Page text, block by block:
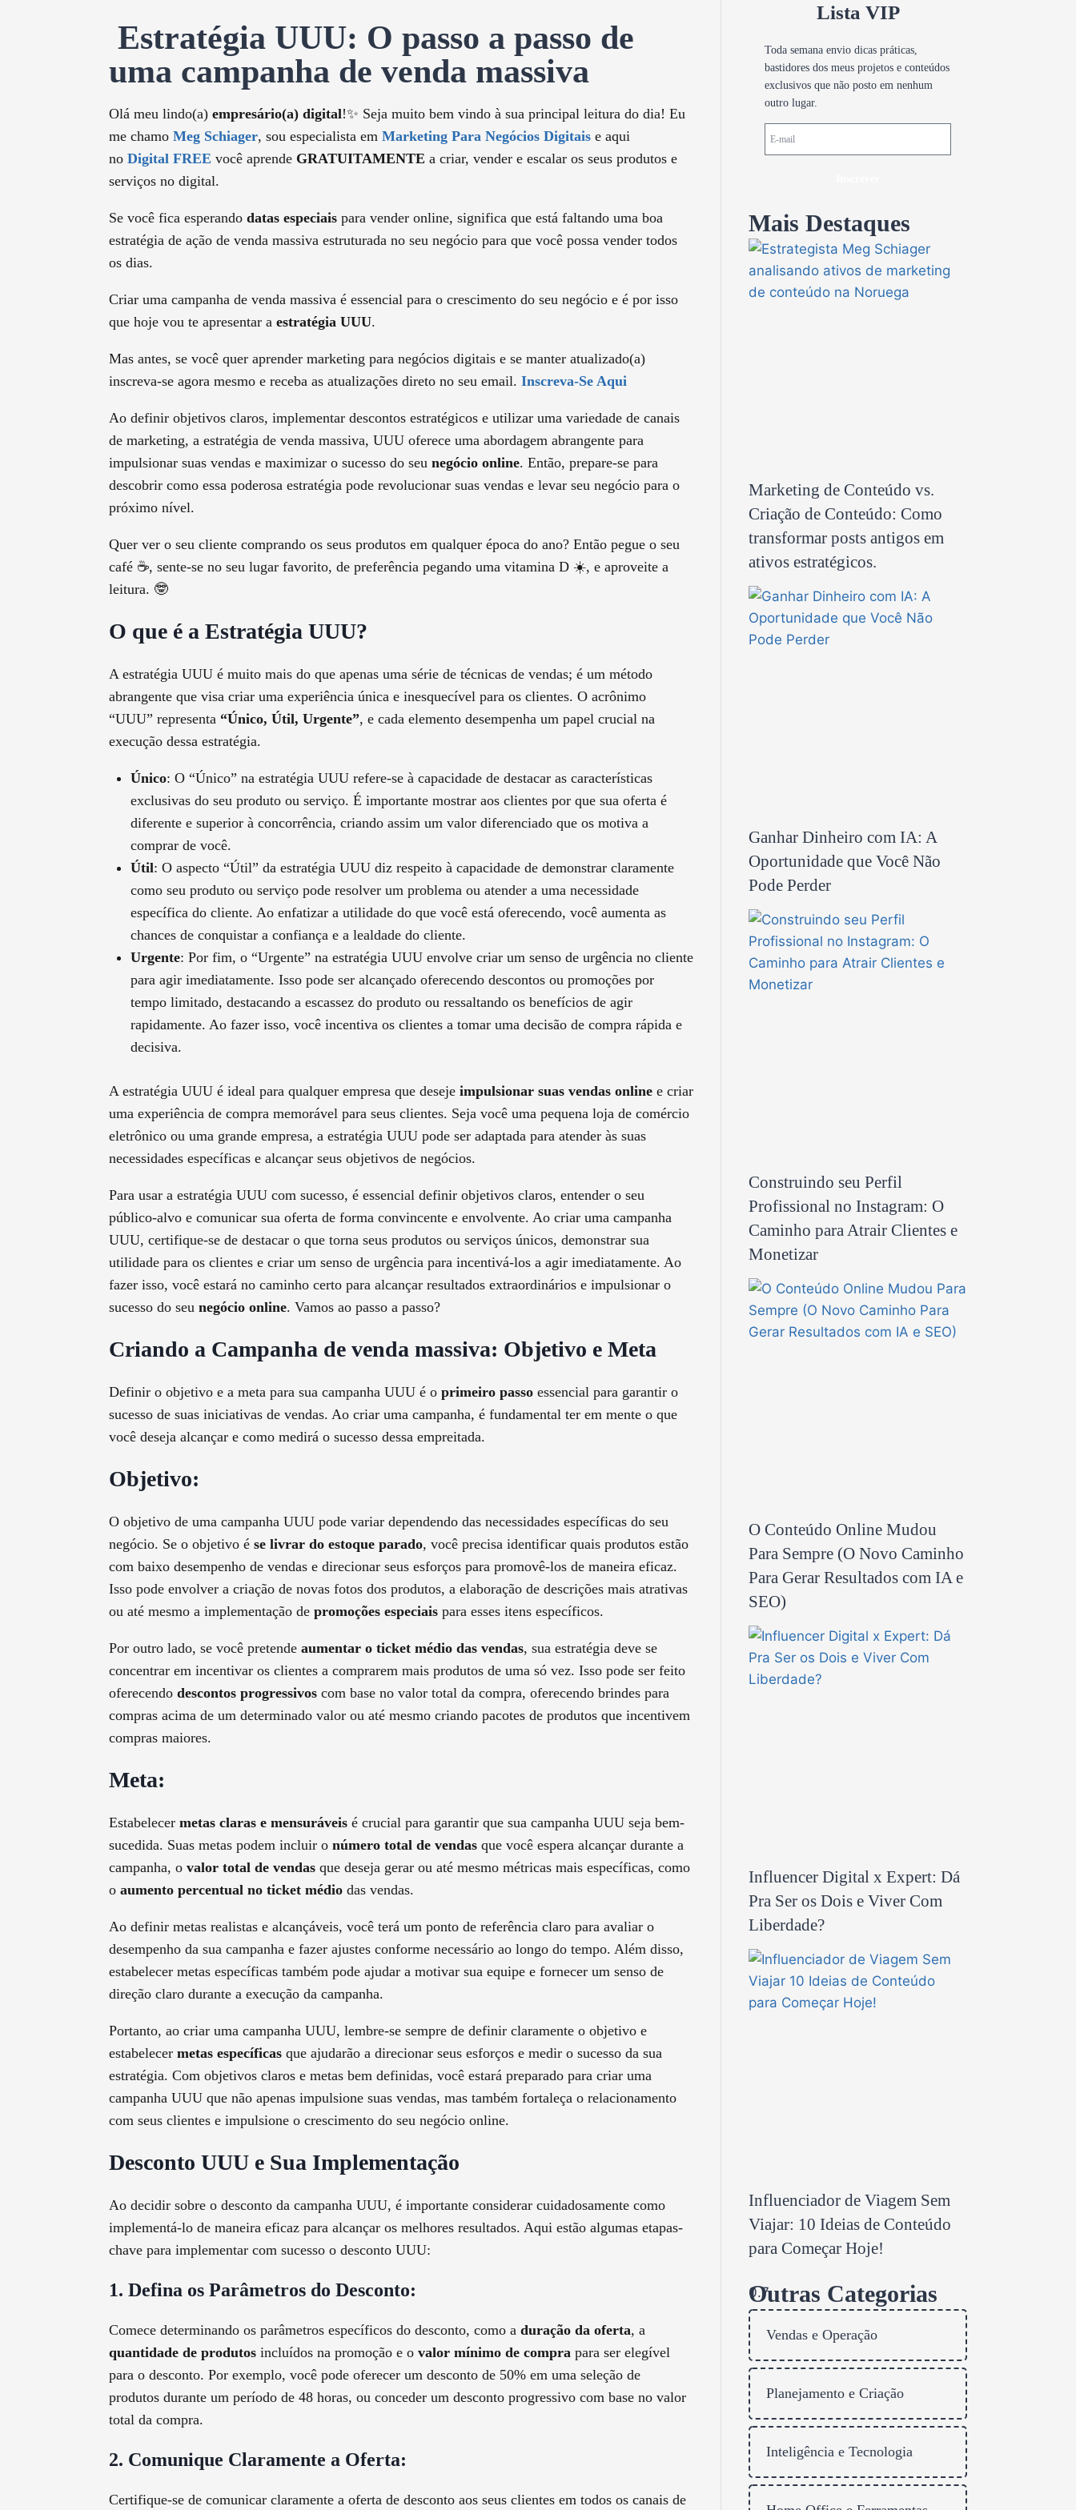
Estratégia UUU: O passo a passo de
uma campanha de venda massiva
Olá meu lindo(a) empresário(a) digital!✨ Seja muito bem vindo à sua principal leitura do dia! Eu
me chamo Meg Schiager, sou especialista em Marketing Para Negócios Digitais e aqui
no Digital FREE você aprende GRATUITAMENTE a criar, vender e escalar os seus produtos e
serviços no digital.
Se você fica esperando datas especiais para vender online, significa que está faltando uma boa
estratégia de ação de venda massiva estruturada no seu negócio para que você possa vender todos
os dias.
Criar uma campanha de venda massiva é essencial para o crescimento do seu negócio e é por isso
que hoje vou te apresentar a estratégia UUU.
Mas antes, se você quer aprender marketing para negócios digitais e se manter atualizado(a)
inscreva-se agora mesmo e receba as atualizações direto no seu email. Inscreva-Se Aqui
Ao definir objetivos claros, implementar descontos estratégicos e utilizar uma variedade de canais
de marketing, a estratégia de venda massiva, UUU oferece uma abordagem abrangente para
impulsionar suas vendas e maximizar o sucesso do seu negócio online. Então, prepare-se para
descobrir como essa poderosa estratégia pode revolucionar suas vendas e levar seu negócio para o
próximo nível.
Quer ver o seu cliente comprando os seus produtos em qualquer época do ano? Então pegue o seu
café ☕, sente-se no seu lugar favorito, de preferência pegando uma vitamina D ☀️, e aproveite a
leitura. 🤓
O que é a Estratégia UUU?
A estratégia UUU é muito mais do que apenas uma série de técnicas de vendas; é um método
abrangente que visa criar uma experiência única e inesquecível para os clientes. O acrônimo
“UUU” representa “Único, Útil, Urgente”, e cada elemento desempenha um papel crucial na
execução dessa estratégia.
Único: O “Único” na estratégia UUU refere-se à capacidade de destacar as características
exclusivas do seu produto ou serviço. É importante mostrar aos clientes por que sua oferta é
diferente e superior à concorrência, criando assim um valor diferenciado que os motiva a
comprar de você.
Útil: O aspecto “Útil” da estratégia UUU diz respeito à capacidade de demonstrar claramente
como seu produto ou serviço pode resolver um problema ou atender a uma necessidade
específica do cliente. Ao enfatizar a utilidade do que você está oferecendo, você aumenta as
chances de conquistar a confiança e a lealdade do cliente.
Urgente: Por fim, o “Urgente” na estratégia UUU envolve criar um senso de urgência no cliente
para agir imediatamente. Isso pode ser alcançado oferecendo descontos ou promoções por
tempo limitado, destacando a escassez do produto ou ressaltando os benefícios de agir
rapidamente. Ao fazer isso, você incentiva os clientes a tomar uma decisão de compra rápida e
decisiva.
A estratégia UUU é ideal para qualquer empresa que deseje impulsionar suas vendas online e criar
uma experiência de compra memorável para seus clientes. Seja você uma pequena loja de comércio
eletrônico ou uma grande empresa, a estratégia UUU pode ser adaptada para atender às suas
necessidades específicas e alcançar seus objetivos de negócios.
Para usar a estratégia UUU com sucesso, é essencial definir objetivos claros, entender o seu
público-alvo e comunicar sua oferta de forma convincente e envolvente. Ao criar uma campanha
UUU, certifique-se de destacar o que torna seus produtos ou serviços únicos, demonstrar sua
utilidade para os clientes e criar um senso de urgência para incentivá-los a agir imediatamente. Ao
fazer isso, você estará no caminho certo para alcançar resultados extraordinários e impulsionar o
sucesso do seu negócio online. Vamos ao passo a passo?
Criando a Campanha de venda massiva: Objetivo e Meta
Definir o objetivo e a meta para sua campanha UUU é o primeiro passo essencial para garantir o
sucesso de suas iniciativas de vendas. Ao criar uma campanha, é fundamental ter em mente o que
você deseja alcançar e como medirá o sucesso dessa empreitada.
Objetivo:
O objetivo de uma campanha UUU pode variar dependendo das necessidades específicas do seu
negócio. Se o objetivo é se livrar do estoque parado, você precisa identificar quais produtos estão
com baixo desempenho de vendas e direcionar seus esforços para promovê-los de maneira eficaz.
Isso pode envolver a criação de novas fotos dos produtos, a elaboração de descrições mais atrativas
ou até mesmo a implementação de promoções especiais para esses itens específicos.
Por outro lado, se você pretende aumentar o ticket médio das vendas, sua estratégia deve se
concentrar em incentivar os clientes a comprarem mais produtos de uma só vez. Isso pode ser feito
oferecendo descontos progressivos com base no valor total da compra, oferecendo brindes para
compras acima de um determinado valor ou até mesmo criando pacotes de produtos que incentivem
compras maiores.
Meta:
Estabelecer metas claras e mensuráveis é crucial para garantir que sua campanha UUU seja bem-
sucedida. Suas metas podem incluir o número total de vendas que você espera alcançar durante a
campanha, o valor total de vendas que deseja gerar ou até mesmo métricas mais específicas, como
o aumento percentual no ticket médio das vendas.
Ao definir metas realistas e alcançáveis, você terá um ponto de referência claro para avaliar o
desempenho da sua campanha e fazer ajustes conforme necessário ao longo do tempo. Além disso,
estabelecer metas específicas também pode ajudar a motivar sua equipe e fornecer um senso de
direção claro durante a execução da campanha.
Portanto, ao criar uma campanha UUU, lembre-se sempre de definir claramente o objetivo e
estabelecer metas específicas que ajudarão a direcionar seus esforços e medir o sucesso da sua
estratégia. Com objetivos claros e metas bem definidas, você estará preparado para criar uma
campanha UUU que não apenas impulsione suas vendas, mas também fortaleça o relacionamento
com seus clientes e impulsione o crescimento do seu negócio online.
Desconto UUU e Sua Implementação
Ao decidir sobre o desconto da campanha UUU, é importante considerar cuidadosamente como
implementá-lo de maneira eficaz para alcançar os melhores resultados. Aqui estão algumas etapas-
chave para implementar com sucesso o desconto UUU:
1. Defina os Parâmetros do Desconto:
Comece determinando os parâmetros específicos do desconto, como a duração da oferta, a
quantidade de produtos incluídos na promoção e o valor mínimo de compra para ser elegível
para o desconto. Por exemplo, você pode oferecer um desconto de 50% em uma seleção de
produtos durante um período de 48 horas, ou conceder um desconto progressivo com base no valor
total da compra.
2. Comunique Claramente a Oferta:
Certifique-se de comunicar claramente a oferta de desconto aos seus clientes em todos os canais de
Lista VIP
Toda semana envio dicas práticas,
bastidores dos meus projetos e conteúdos
exclusivos que não posto em nenhum
outro lugar.
Mais Destaques
Marketing de Conteúdo vs.
Criação de Conteúdo: Como
transformar posts antigos em
ativos estratégicos.
Ganhar Dinheiro com IA: A
Oportunidade que Você Não
Pode Perder
Construindo seu Perfil
Profissional no Instagram: O
Caminho para Atrair Clientes e
Monetizar
O Conteúdo Online Mudou
Para Sempre (O Novo Caminho
Para Gerar Resultados com IA e
SEO)
Influencer Digital x Expert: Dá
Pra Ser os Dois e Viver Com
Liberdade?
Influenciador de Viagem Sem
Viajar: 10 Ideias de Conteúdo
para Começar Hoje!
Outras Categorias
Vendas e Operação
Planejamento e Criação
Inteligência e Tecnologia